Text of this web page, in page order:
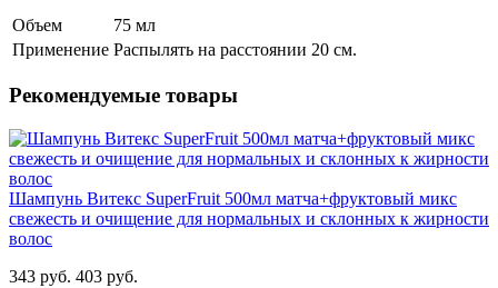
Объем
75 мл
Применение Распылять на расстоянии 20 см.
Рекомендуемые товары
Шампунь Витекс SuperFruit 500мл матча+фруктовый микс
свежесть и очищение для нормальных и склонных к жирности
волос
343 руб. 403 руб.